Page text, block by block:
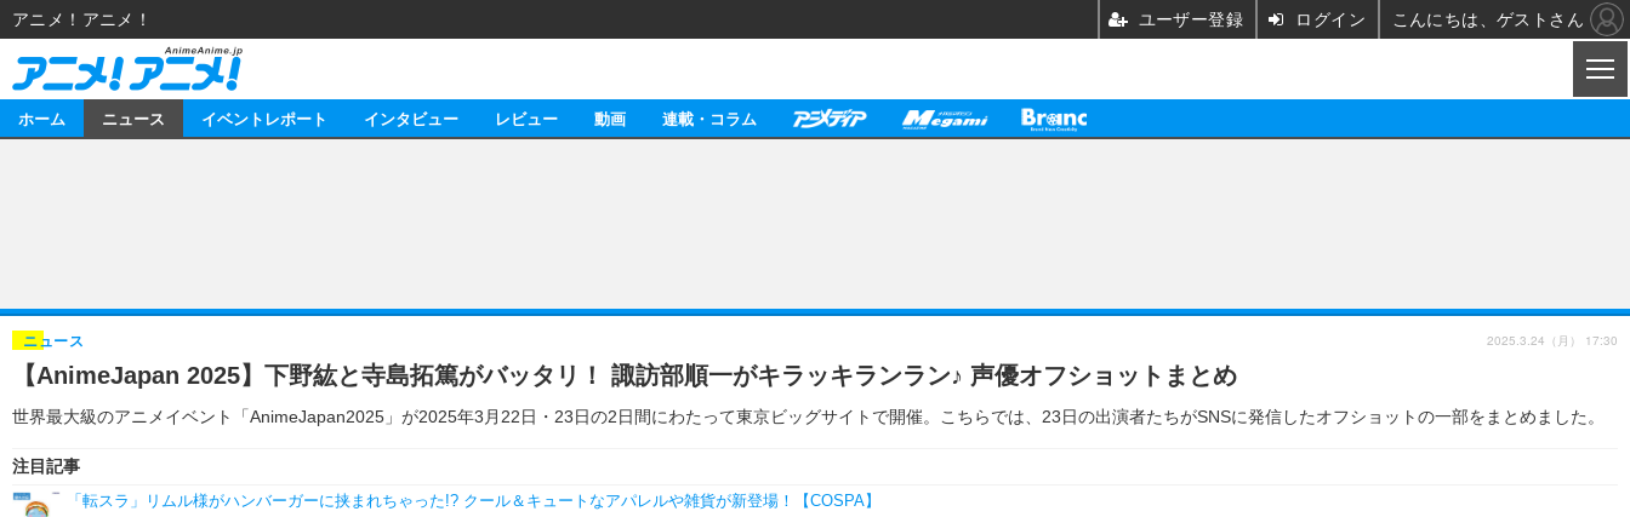
ゲーム グッズ
イベント 海外
海外イベント ビジネス
俳優・タレント アーティスト
ビジネス
アニメ 実写
書評 イベント
動画
アニメ 映画/ドラマ
ホーム ニュース イベントレポート インタビュー レビュー 動画 連載・コラム
【AnimeJapan 2025】下野紘と寺島拓篤がバッタリ！ 諏訪部順一がキラッキランラン♪ 声優オフショットまとめ
世界最大級のアニメイベント「AnimeJapan2025」が2025年3月22日・23日の2日間にわたって東京ビッグサイトで開催。こちらでは、23日の出演者たちがSNSに発信したオフショットの一部をまとめました。
ニュース
注目記事
「転スラ」リムル様がハンバーガーに挟まれちゃった!? クール＆キュートなアパレルや雑貨が新登場！【COSPA】
2025.3.24（月） 17:30
アニメ！アニメ！ ユーザー登録 ログイン こんにちは、ゲストさん